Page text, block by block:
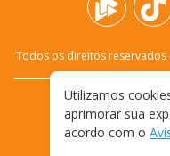
Todos os direitos reservados
TERMOS
Utilizamos
aprimorar sua
acordo com o